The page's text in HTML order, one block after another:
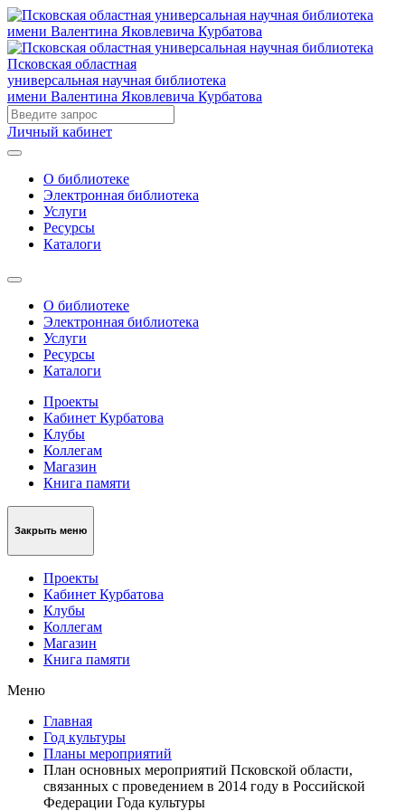
Псковская областная
универсальная научная библиотека
имени Валентина Яковлевича Курбатова
Личный кабинет
О библиотеке
Электронная библиотека
Услуги
Ресурсы
Каталоги
О библиотеке
Электронная библиотека
Услуги
Ресурсы
Каталоги
Проекты
Кабинет Курбатова
Клубы
Коллегам
Магазин
Книга памяти
Закрыть меню
Проекты
Кабинет Курбатова
Клубы
Коллегам
Магазин
Книга памяти
Меню
Главная
Год культуры
Планы мероприятий
План основных мероприятий Псковской области,
связанных с проведением в 2014 году в Российской
Федерации Года культуры